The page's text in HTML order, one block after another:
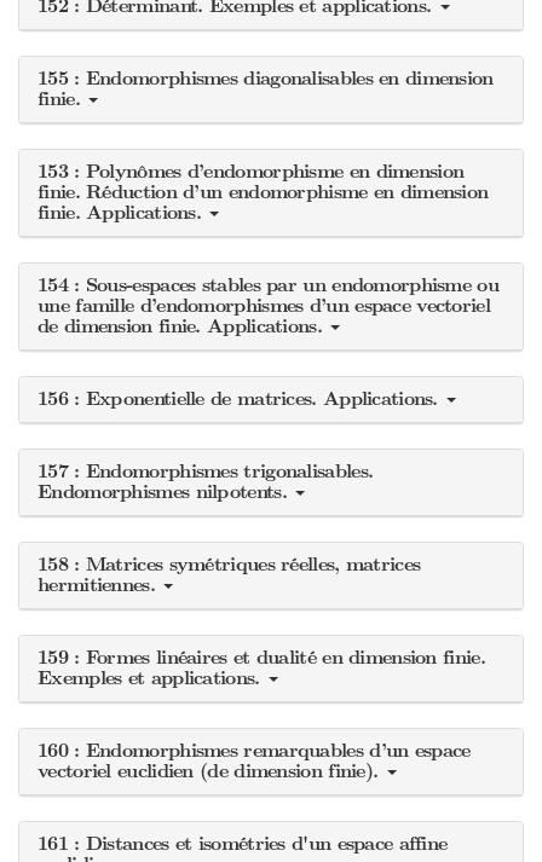
152 : Déterminant. Exemples et applications.
155 : Endomorphismes diagonalisables en dimension
finie.
153 : Polynômes d’endomorphisme en dimension
finie. Réduction d’un endomorphisme en dimension
finie. Applications.
154 : Sous-espaces stables par un endomorphisme ou
une famille d’endomorphismes d’un espace vectoriel
de dimension finie. Applications.
156 : Exponentielle de matrices. Applications.
157 : Endomorphismes trigonalisables.
Endomorphismes nilpotents.
158 : Matrices symétriques réelles, matrices
hermitiennes.
159 : Formes linéaires et dualité en dimension finie.
Exemples et applications.
160 : Endomorphismes remarquables d’un espace
vectoriel euclidien (de dimension finie).
161 : Distances et isométries d'un espace affine